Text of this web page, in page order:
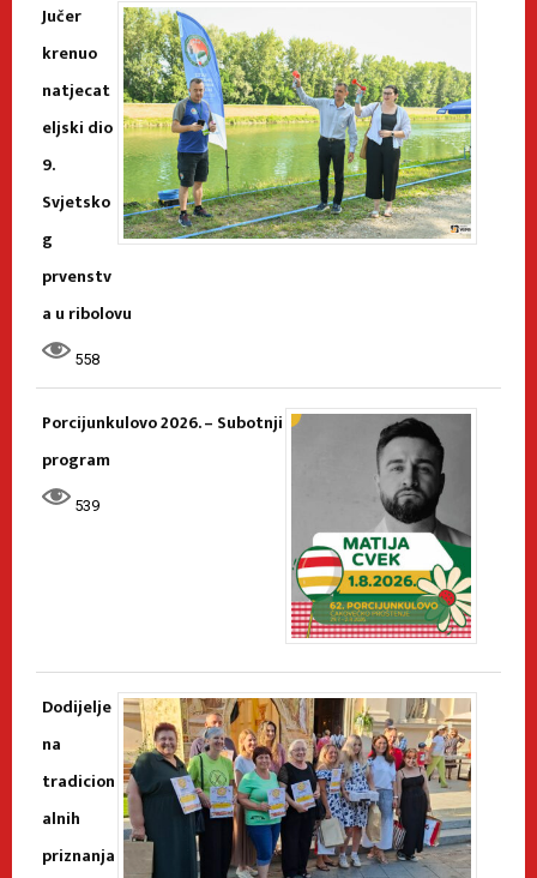
Jučer
krenuo
natjecat
eljski dio
9.
Svjetsko
g
prvenstv
a u ribolovu
558
Porcijunkulovo 2026. – Subotnji
program
539
Dodijelje
na
tradicion
alnih
priznanja